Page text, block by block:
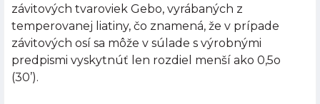
závitových tvaroviek Gebo, vyrábaných z
temperovanej liatiny, čo znamená, že v prípade
závitových osí sa môže v súlade s výrobnými
predpismi vyskytnúť len rozdiel menší ako 0,5o
(30’).